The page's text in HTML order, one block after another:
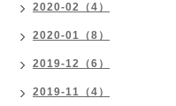
2020-02（4）
2020-01（8）
2019-12（6）
2019-11（4）